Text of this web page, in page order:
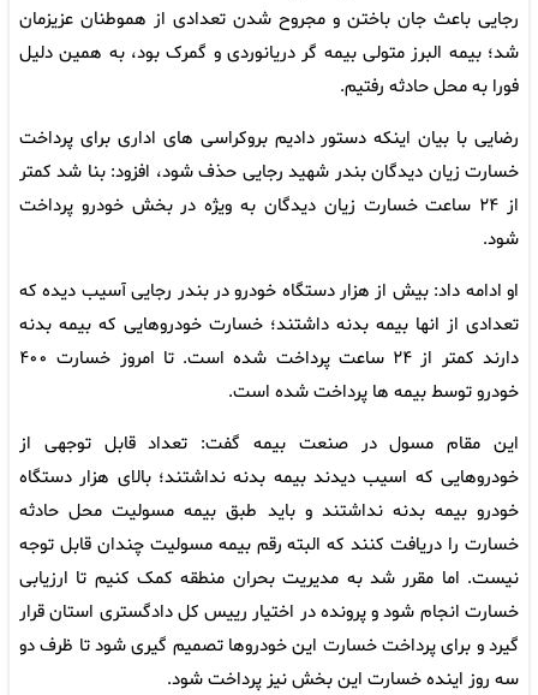
رجایی باعث جان باختن و مجروح شدن تعدادی از هموطنان عزیزمان
شد؛ بیمه البرز متولی بیمه گر دریانوردی و گمرک بود، به همین دلیل
فورا به محل حادثه رفتیم.
رضایی با بیان اینکه دستور دادیم بروکراسی های اداری برای پرداخت
خسارت زیان دیدگان بندر شهید رجایی حذف شود، افزود: بنا شد کمتر
از ۲۴ ساعت خسارت زیان دیدگان به ویژه در بخش خودرو پرداخت
شود.
او ادامه داد: بیش از هزار دستگاه خودرو در بندر رجایی آسیب دیده که
تعدادی از انها بیمه بدنه داشتند؛ خسارت خودروهایی که بیمه بدنه
دارند کمتر از ۲۴ ساعت پرداخت شده است. تا امروز خسارت ۴۰۰
خودرو توسط بیمه ها پرداخت شده است.
این مقام مسول در صنعت بیمه گفت: تعداد قابل توجهی از
خودروهایی که اسیب دیدند بیمه بدنه نداشتند؛ بالای هزار دستگاه
خودرو بیمه بدنه نداشتند و باید طبق بیمه مسولیت محل حادثه
خسارت را دریافت کنند که البته رقم بیمه مسولیت چندان قابل توجه
نیست. اما مقرر شد به مدیریت بحران منطقه کمک کنیم تا ارزیابی
خسارت انجام شود و پرونده در اختیار رییس کل دادگستری استان قرار
گیرد و برای پرداخت خسارت این خودروها تصمیم گیری شود تا ظرف دو
سه روز اینده خسارت این بخش نیز پرداخت شود.